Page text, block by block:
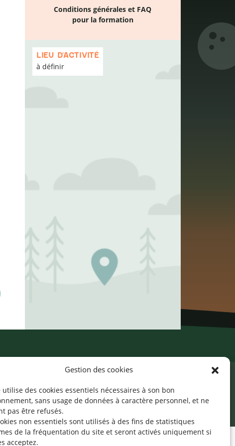
Gestion des cookies
utilise des cookies essentiels nécessaires à son bon
sans usage de données à caractère personnel, et ne
pas être refusés.
non essentiels sont utilisés à des fins de statistiques
de la fréquentation du site et seront activés uniquement si
acceptez.
Conditions générales et FAQ
pour la formation
LIEU D'ACTIVITÉ
à définir
Passer
carte
Mentions légales ©2026 SNJ